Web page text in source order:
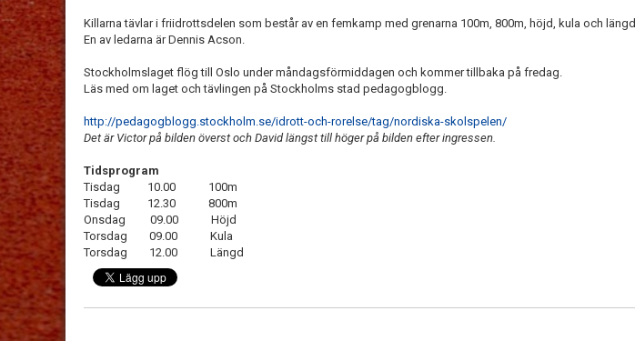
Killarna tävlar i friidrottsdelen som består av en femkamp med grenarna 100m, 800m, höjd, kula och längd.
En av ledarna är Dennis Acson.
Stockholmslaget flög till Oslo under måndagsförmiddagen och kommer tillbaka på fredag.
Läs med om laget och tävlingen på Stockholms stad pedagogblogg.
http://pedagogblogg.stockholm.se/idrott-och-rorelse/tag/nordiska-skolspelen/
Det är Victor på bilden överst och David längst till höger på bilden efter ingressen.
Tidsprogram
Tisdag 10.00 100m
Tisdag 12.30 800m
Onsdag 09.00 Höjd
Torsdag 09.00 Kula
Torsdag 12.00 Längd